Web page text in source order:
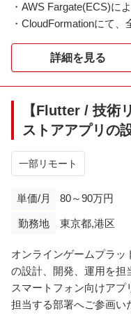
・AWS Fargate(ECS)に
・CloudFormationにて
各種ドキュメント作成
・顧客との各種会議への
※本ポジションはPM配
おります
＜環境＞
基盤：AWS
ミドルウェア：AWS
RDS、
Balancer、
SNS、CloudWatch
詳細を見る
【Flutter / 技術
ストアアプリの
一部リモート
単価/月 80～90万円
勤務地 東京都,港区
オンラインゲームプラッ
の設計、開発、運用を担
スマートフォン向けア
担当する部署へご参画い